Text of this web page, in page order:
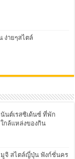
ง่ายๆสไตล์
นันต์เรสซิเด้นซ์ ที่พัก
กล้แหล่งของกิน
จิ สไตล์ญี่ปุ่น ฟังก์ชั่นคร